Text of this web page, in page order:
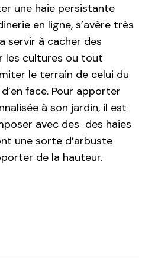
une haie persistante
en ligne, s’avère très
servir à cacher des
les cultures ou tout
le terrain de celui du
face. Pour apporter
à son jardin, il est
avec des des haies
une sorte d’arbuste
de la hauteur.